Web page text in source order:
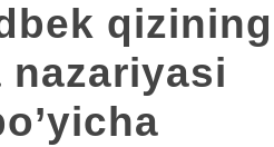
qizining
nazariyasi